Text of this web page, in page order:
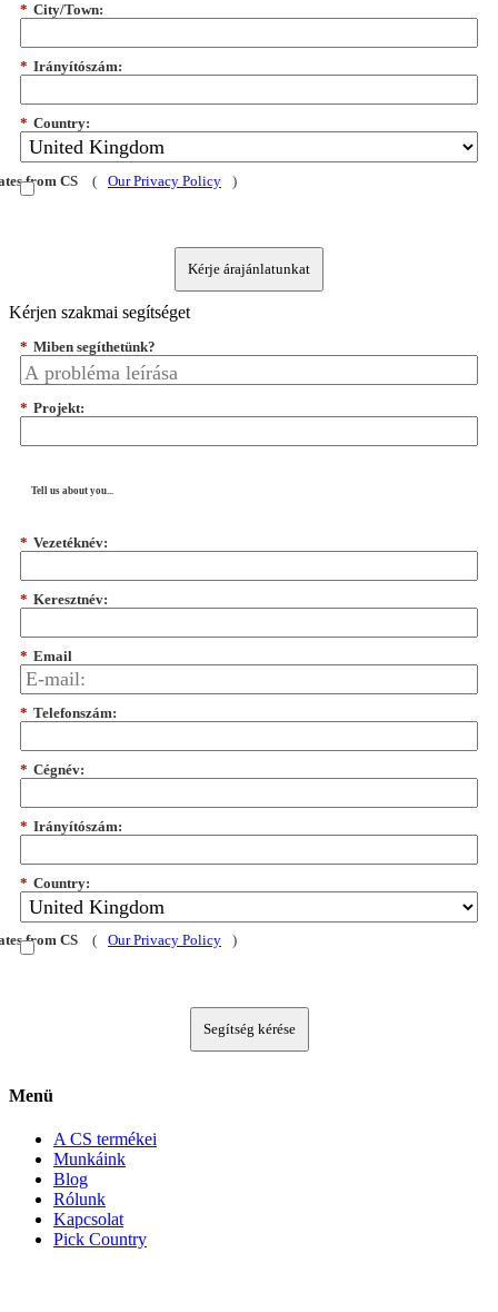
* City/Town:
* Irányítószám:
* Country:
from CS ( Our Privacy Policy )
Kérje árajánlatunkat
Kérjen szakmai segítséget
* Miben segíthetünk?
* Projekt:
Tell us about you...
* Vezetéknév:
* Keresztnév:
* Email
* Telefonszám:
* Cégnév:
* Irányítószám:
* Country:
from CS ( Our Privacy Policy )
Segítség kérése
Menü
A CS termékei
Munkáink
Blog
Rólunk
Kapcsolat
Pick Country